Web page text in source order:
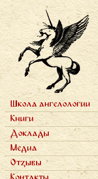
Primárne
odkazy
ru
Школа ангелологии
Семь ступеней
Фотогалерея
Книги
Семь архангелов
Доклады
Записи докладов
Медиа
Научные статьи
Популярные статьи
Интервью в прессе
Отзывы
Полемика